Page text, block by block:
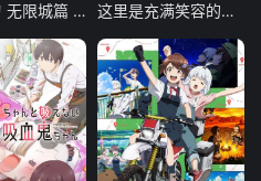
鬼灭之刃 无限城篇 第一章 猗窝座再袭 这里是充满笑容的职场。